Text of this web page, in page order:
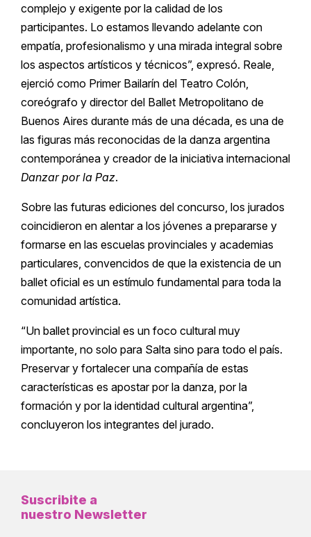
complejo y exigente por la calidad de los
participantes. Lo estamos llevando adelante con
empatía, profesionalismo y una mirada integral sobre
los aspectos artísticos y técnicos”, expresó. Reale,
ejerció como Primer Bailarín del Teatro Colón,
coreógrafo y director del Ballet Metropolitano de
Buenos Aires durante más de una década, es una de
las figuras más reconocidas de la danza argentina
contemporánea y creador de la iniciativa internacional
Danzar por la Paz.
Sobre las futuras ediciones del concurso, los jurados
coincidieron en alentar a los jóvenes a prepararse y
formarse en las escuelas provinciales y academias
particulares, convencidos de que la existencia de un
ballet oficial es un estímulo fundamental para toda la
comunidad artística.
“Un ballet provincial es un foco cultural muy
importante, no solo para Salta sino para todo el país.
Preservar y fortalecer una compañía de estas
características es apostar por la danza, por la
formación y por la identidad cultural argentina”,
concluyeron los integrantes del jurado.
Suscribite a
nuestro Newsletter